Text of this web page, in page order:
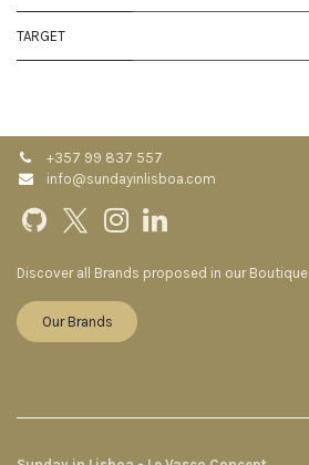
TARGET
+357 99 837 557
info@sundayinlisboa.com
Discover all Brands proposed in our Boutique
Our Brands